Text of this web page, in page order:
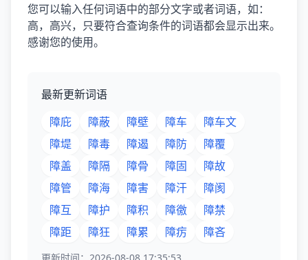
您可以输入任何词语中的部分文字或者词语，如：
高，高兴，只要符合查询条件的词语都会显示出来。
感谢您的使用。
最新更新词语
障庇
障蔽 障壁 障车
障车文
障堤
障毒 障遏 障防
障覆
障盖
障隔 障骨 障固
障故
障管
障海 障害 障汗
障阂
障互
障护 障积 障徼
障禁
障距
障狂 障累 障疠 障吝
更新时间：2026-08-08 17:35:53